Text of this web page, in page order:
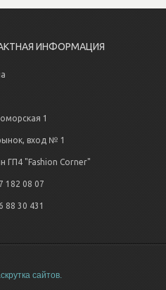
ИНФОРМАЦИЯ
1
вход № 1
ГП4 "Fashion Corner"
182 08 07
88 30 431
сайтов.